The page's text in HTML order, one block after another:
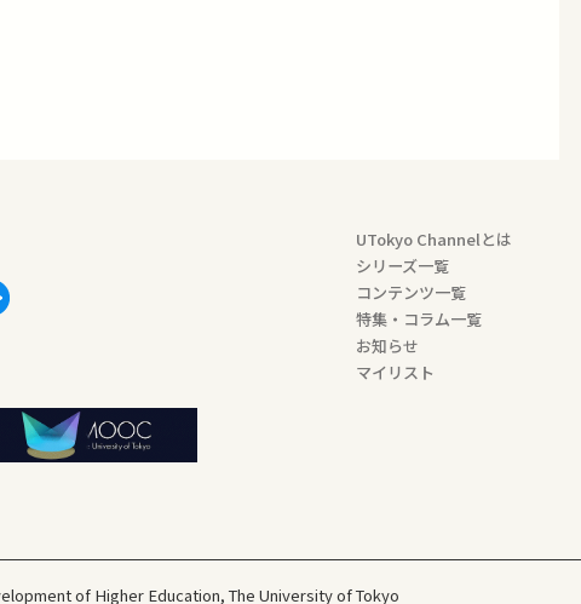
UTokyo Channelとは
シリーズ一覧
コンテンツ一覧
特集・コラム一覧
お知らせ
マイリスト
of Higher Education, The University of Tokyo